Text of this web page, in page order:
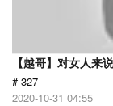
【越哥】对女人来
# 327
2020-10-31 04:55